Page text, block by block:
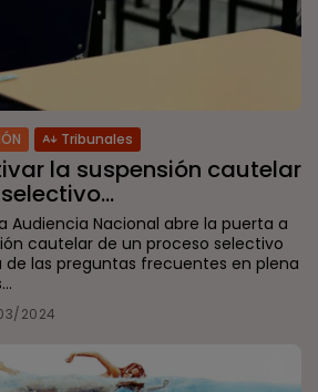
Tribunales
la suspensión cautelar
Audiencia Nacional abre la puerta a
cautelar de un proceso selectivo
de las preguntas frecuentes en plena
2024